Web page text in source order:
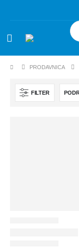
PRODAVNICA
FILTER